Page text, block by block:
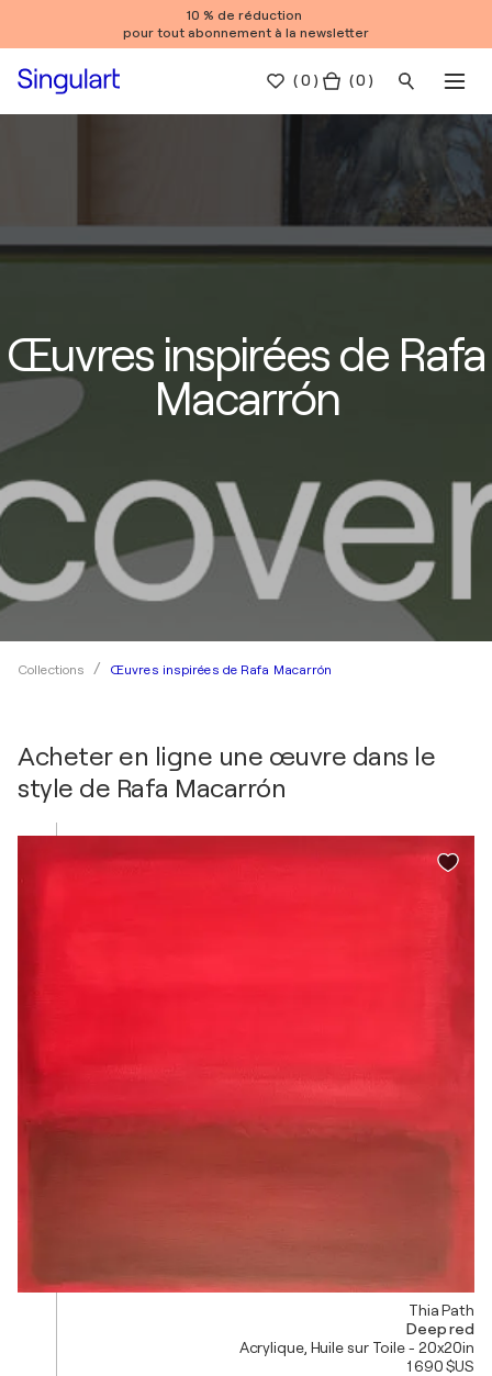
10 % de réduction
pour tout abonnement à la newsletter
(0 ) ( 0 )
Œuvres inspirées de Rafa
Macarrón
Collections Œuvres inspirées de Rafa Macarrón
Acheter en ligne une œuvre dans le
style de Rafa Macarrón
Thia Path
Deep red
Acrylique, Huile sur Toile - 20x20in
1 690 $US